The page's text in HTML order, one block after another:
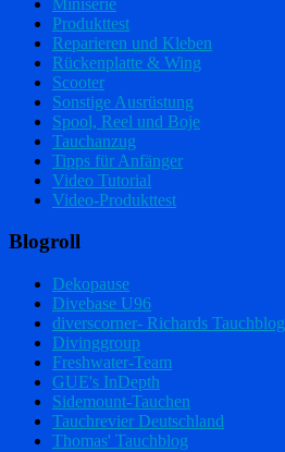
Produkttest
Reparieren und Kleben
Rückenplatte & Wing
Scooter
Sonstige Ausrüstung
Spool, Reel und Boje
Tauchanzug
Tipps für Anfänger
Video Tutorial
Video-Produkttest
Blogroll
Dekopause
Divebase U96
diverscorner- Richards Tauchblog
Divinggroup
Freshwater-Team
GUE's InDepth
Sidemount-Tauchen
Tauchrevier Deutschland
Thomas' Tauchblog